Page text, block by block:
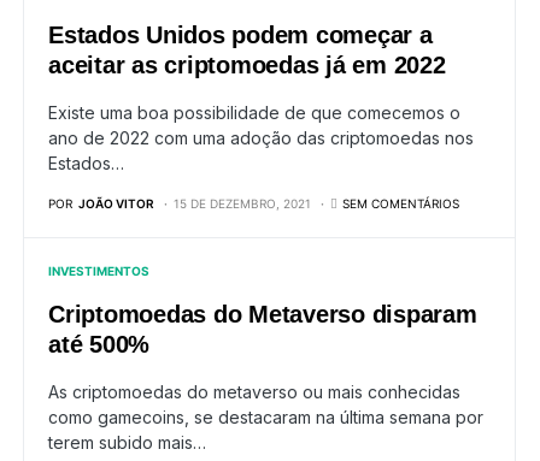
Estados Unidos podem começar a
aceitar as criptomoedas já em 2022
Existe uma boa possibilidade de que comecemos o
ano de 2022 com uma adoção das criptomoedas nos
Estados…
POR JOÃO VITOR 15 DE DEZEMBRO, 2021 SEM COMENTÁRIOS
INVESTIMENTOS
Criptomoedas do Metaverso disparam
até 500%
As criptomoedas do metaverso ou mais conhecidas
como gamecoins, se destacaram na última semana por
terem subido mais…